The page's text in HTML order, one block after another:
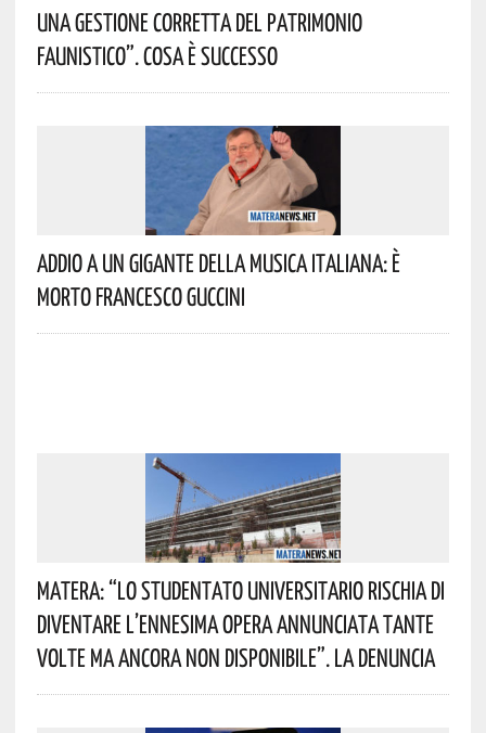
Una Gestione Corretta Del Patrimonio
Faunistico”. Cosa È Successo
Addio A Un Gigante Della Musica Italiana: È
Morto Francesco Guccini
Matera: “Lo Studentato Universitario Rischia Di
Diventare L’ennesima Opera Annunciata Tante
Volte Ma Ancora Non Disponibile”. La Denuncia